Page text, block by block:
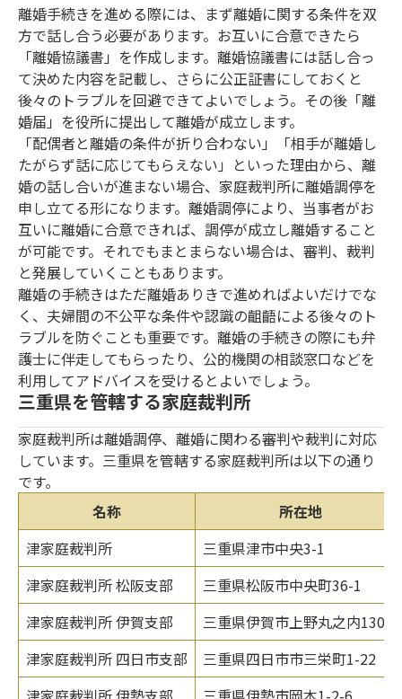
離婚手続きを進める際には、まず離婚に関する条件を双
方で話し合う必要があります。お互いに合意できたら
「離婚協議書」を作成します。離婚協議書には話し合っ
て決めた内容を記載し、さらに公正証書にしておくと
後々のトラブルを回避できてよいでしょう。その後「離
婚届」を役所に提出して離婚が成立します。
「配偶者と離婚の条件が折り合わない」「相手が離婚し
たがらず話に応じてもらえない」といった理由から、離
婚の話し合いが進まない場合、家庭裁判所に離婚調停を
申し立てる形になります。離婚調停により、当事者がお
互いに離婚に合意できれば、調停が成立し離婚すること
が可能です。それでもまとまらない場合は、審判、裁判
と発展していくこともあります。
離婚の手続きはただ離婚ありきで進めればよいだけでな
く、夫婦間の不公平な条件や認識の齟齬による後々のト
ラブルを防ぐことも重要です。離婚の手続きの際にも弁
護士に伴走してもらったり、公的機関の相談窓口などを
利用してアドバイスを受けるとよいでしょう。
三重県を管轄する家庭裁判所
家庭裁判所は離婚調停、離婚に関わる審判や裁判に対応
しています。三重県を管轄する家庭裁判所は以下の通り
です。
名称
所在地
津家庭裁判所
三重県津市中央3-1
津家庭裁判所 松阪支部
三重県松阪市中央町36-1
津家庭裁判所 伊賀支部
三重県伊賀市上野丸之内130-1
津家庭裁判所 四日市支部
三重県四日市市三栄町1-22